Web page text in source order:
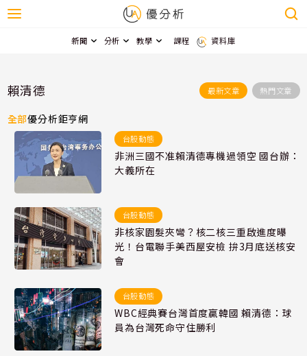
新聞 分析 教學 課程 資料庫
賴清德 最新文章 熱門文章
全部優分析鉅亨網
台股動態
非洲三國不准賴清德專機過領空 國台辦：
大義所在
台股動態
非核家園髮夾彎？核二核三重啟進度曝
光！台電聯手美西屋安檢 拚3月底送核安
會
台股動態
WBC經典賽台灣首度贏韓國 賴清德：球
員為台灣死命守住勝利